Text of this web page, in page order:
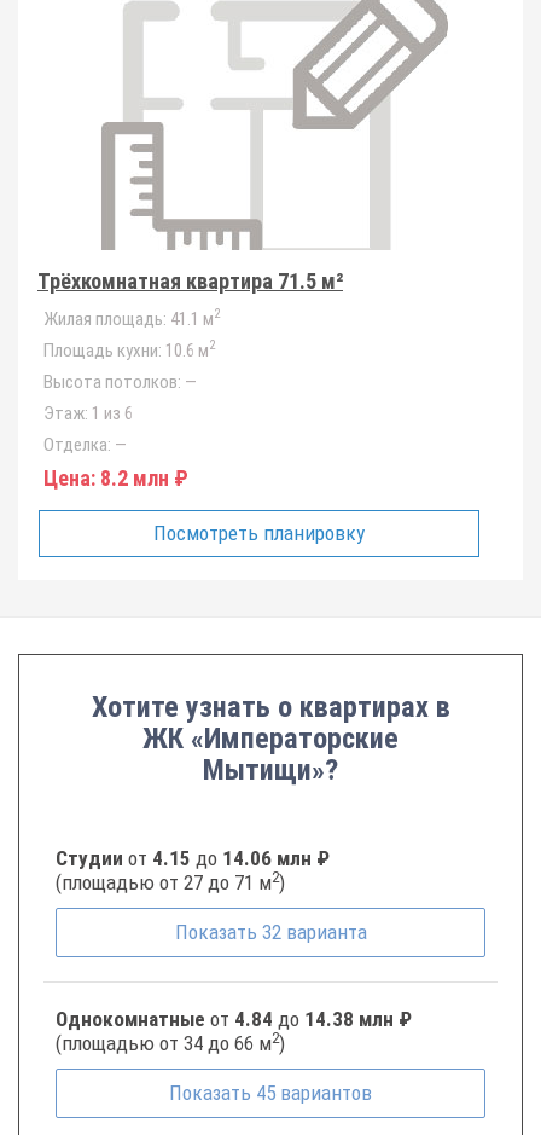
Трёхкомнатная квартира 71.5 м²
Жилая площадь: 41.1 м2
Площадь кухни: 10.6 м2
Высота потолков: —
Этаж: 1 из 6
Отделка: —
Цена: 8.2 млн ₽
Посмотреть планировку
Хотите узнать о квартирах в
ЖК «Императорские
Мытищи»?
Студии от 4.15 до 14.06 млн ₽
(площадью от 27 до 71 м2)
Показать 32 варианта
Однокомнатные от 4.84 до 14.38 млн ₽
(площадью от 34 до 66 м2)
Показать 45 вариантов